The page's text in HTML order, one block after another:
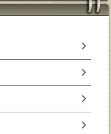
chevron_right
chevron_right
chevron_right
chevron_right